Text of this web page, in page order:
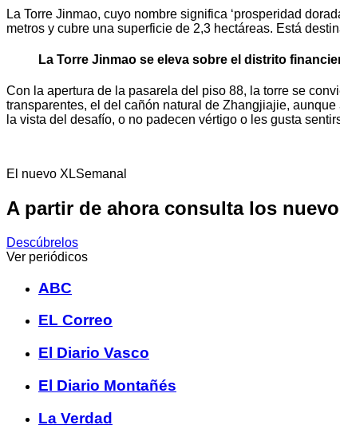
La Torre Jinmao, cuyo nombre significa ‘prosperidad
metros y cubre una superficie de 2,3 hectáreas. Está
La Torre Jinmao se eleva sobre el distrito
Con la apertura de la pasarela del piso 88, la torre se
transparentes, el del cañón natural de Zhangjiajie,
la vista del desafío, o no padecen vértigo o les gusta
El nuevo XLSemanal
A partir de ahora consulta los
Descúbrelos
Ver periódicos
ABC
EL Correo
El Diario Vasco
El Diario Montañés
La Verdad